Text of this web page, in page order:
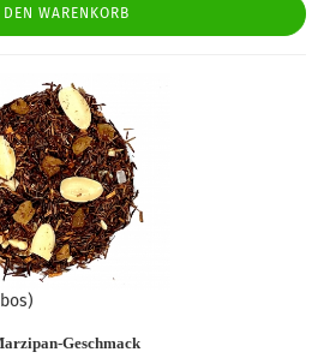
DEN WARENKORB
Geschmack